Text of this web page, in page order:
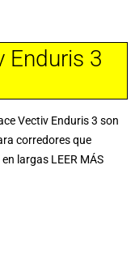
Enduris 3
Vectiv Enduris 3 son
corredores que
largas LEER MÁS